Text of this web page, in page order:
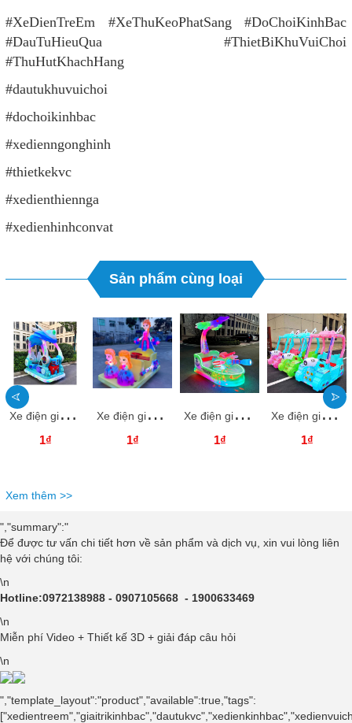
#XeDienTreEm #XeThuKeoPhatSang #DoChoiKinhBac
#DauTuHieuQua #ThietBiKhuVuiChoi
#ThuHutKhachHang
#dautukhuvuichoi
#dochoikinhbac
#xedienngonghinh
#thietkekvc
#xedienthiennga
#xedienhinhconvat
Sản phẩm cùng loại
X
e điện giải trí nhập khẩu TCDM0040 Dochoikinhbac Giải trí hấp dẫn xe điện
1₫
X
e điện giải trí nhập khẩu TCDM0039 Dochoikinhbac Giải trí hấp dẫn xe điện
1₫
X
e điện giải trí nhập khẩu TCDM0038 Dochoikinhbac Giải trí hấp dẫn xe điện
1₫
X
e điện giải trí nhập khẩu TCDM0037 Dochoikinhbac Giải trí hấp dẫn xe điện
1₫
Xem thêm >>
","summary":"
Để được tư vấn chi tiết hơn về sản phẩm và dịch vụ, xin vui lòng liên
hệ với chúng tôi:
\n
Hotline:0972138988 - 0907105668 - 1900633469
\n
Miễn phí Video + Thiết kế 3D + giải đáp câu hỏi
\n
","template_layout":"product","available":true,"tags":